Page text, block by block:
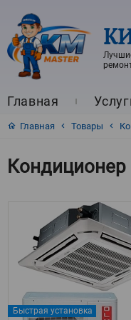
Главная
Главная Товары
Кондиционер
Быстрая установка